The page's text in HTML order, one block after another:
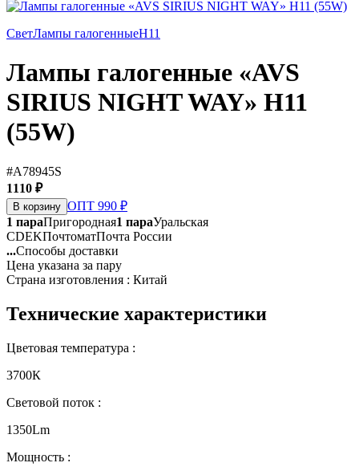
СветЛампы галогенныеH11
Лампы галогенные «AVS
SIRIUS NIGHT WAY» H11
(55W)
#A78945S
1110 ₽
В корзину ОПТ 990 ₽
1 параПригородная1 параУральская
CDEKПочтоматПочта России
...Способы доставки
Цена указана за пару
Страна изготовления : Китай
Технические характеристики
Цветовая температура :
3700К
Световой поток :
1350Lm
Мощность :